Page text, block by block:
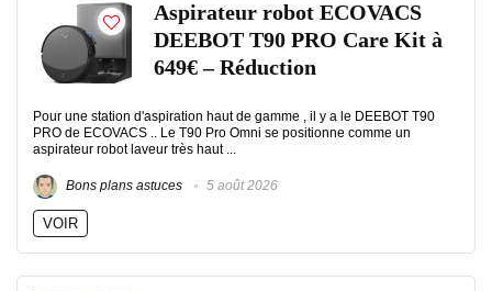
Aspirateur robot ECOVACS
DEEBOT T90 PRO Care Kit à
649€ – Réduction
Pour une station d'aspiration haut de gamme , il y a le DEEBOT T90
PRO de ECOVACS .. Le T90 Pro Omni se positionne comme un
aspirateur robot laveur très haut ...
Bons plans astuces 5 août 2026
VOIR